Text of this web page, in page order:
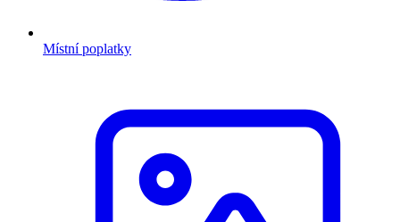
Místní poplatky